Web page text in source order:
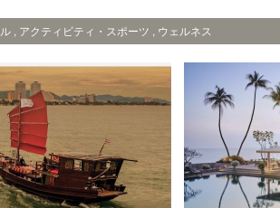
, アクティビティ・スポーツ , ウェルネス